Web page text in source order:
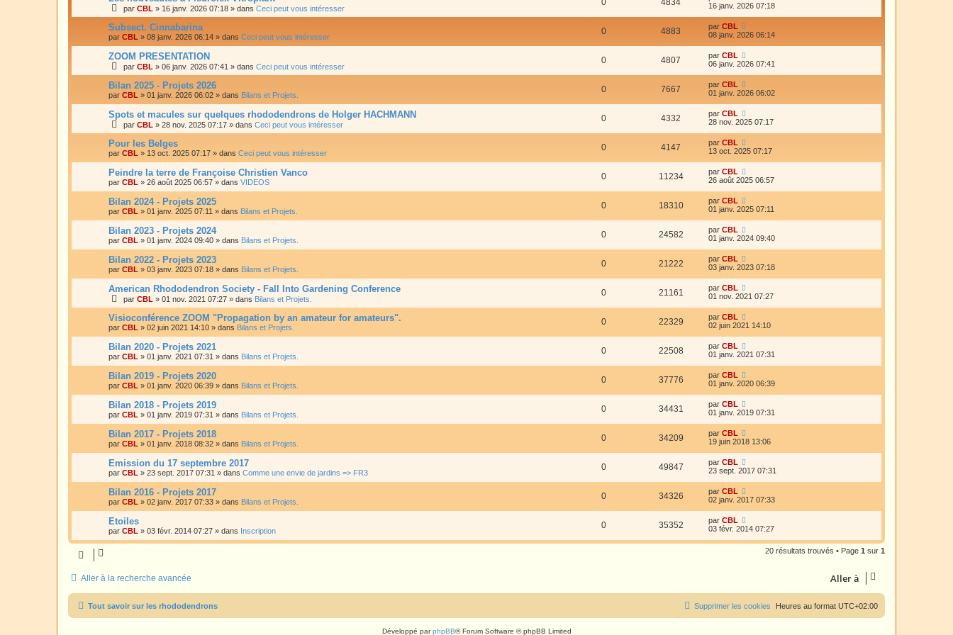
par CBL » 16 janv. 2026 07:18 » dans Ceci peut vous intéresser
16 janv. 2026 07:18
Subsect. Cinnabarina
par CBL » 08 janv. 2026 06:14 » dans Ceci peut vous intéresser
0 4883 par CBL
08 janv. 2026 06:14
ZOOM PRESENTATION
par CBL » 06 janv. 2026 07:41 » dans Ceci peut vous intéresser
0 4807 par CBL
06 janv. 2026 07:41
Bilan 2025 - Projets 2026
par CBL » 01 janv. 2026 06:02 » dans Bilans et Projets.
0 7667 par CBL
01 janv. 2026 06:02
Spots et macules sur quelques rhododendrons de Holger HACHMANN
par CBL » 28 nov. 2025 07:17 » dans Ceci peut vous intéresser
0 4332 par CBL
28 nov. 2025 07:17
Pour les Belges
par CBL » 13 oct. 2025 07:17 » dans Ceci peut vous intéresser
0 4147 par CBL
13 oct. 2025 07:17
Peindre la terre de Françoise Christien Vanco
par CBL » 26 août 2025 06:57 » dans VIDEOS
0 11234 par CBL
26 août 2025 06:57
Bilan 2024 - Projets 2025
par CBL » 01 janv. 2025 07:11 » dans Bilans et Projets.
0 18310 par CBL
01 janv. 2025 07:11
Bilan 2023 - Projets 2024
par CBL » 01 janv. 2024 09:40 » dans Bilans et Projets.
0 24582 par CBL
01 janv. 2024 09:40
Bilan 2022 - Projets 2023
par CBL » 03 janv. 2023 07:18 » dans Bilans et Projets.
0 21222 par CBL
03 janv. 2023 07:18
American Rhododendron Society - Fall Into Gardening Conference
par CBL » 01 nov. 2021 07:27 » dans Bilans et Projets.
0 21161 par CBL
01 nov. 2021 07:27
Visioconférence ZOOM "Propagation by an amateur for amateurs".
par CBL » 02 juin 2021 14:10 » dans Bilans et Projets.
0 22329 par CBL
02 juin 2021 14:10
Bilan 2020 - Projets 2021
par CBL » 01 janv. 2021 07:31 » dans Bilans et Projets.
0 22508 par CBL
01 janv. 2021 07:31
Bilan 2019 - Projets 2020
par CBL » 01 janv. 2020 06:39 » dans Bilans et Projets.
0 37776 par CBL
01 janv. 2020 06:39
Bilan 2018 - Projets 2019
par CBL » 01 janv. 2019 07:31 » dans Bilans et Projets.
0 34431 par CBL
01 janv. 2019 07:31
Bilan 2017 - Projets 2018
par CBL » 01 janv. 2018 08:32 » dans Bilans et Projets.
0 34209 par CBL
19 juin 2018 13:06
Emission du 17 septembre 2017
par CBL » 23 sept. 2017 07:31 » dans Comme une envie de jardins => FR3
0 49847 par CBL
23 sept. 2017 07:31
Bilan 2016 - Projets 2017
par CBL » 02 janv. 2017 07:33 » dans Bilans et Projets.
0 34326 par CBL
02 janv. 2017 07:33
Etoiles
par CBL » 03 févr. 2014 07:27 » dans Inscription
0 35352 par CBL
03 févr. 2014 07:27
20 résultats trouvés • Page 1 sur 1
Aller à la recherche avancée Aller à
Tout savoir sur les rhododendrons Heures au format UTC+02:00
Supprimer les cookies
Développé parphpBB® Forum Software © phpBB Limited